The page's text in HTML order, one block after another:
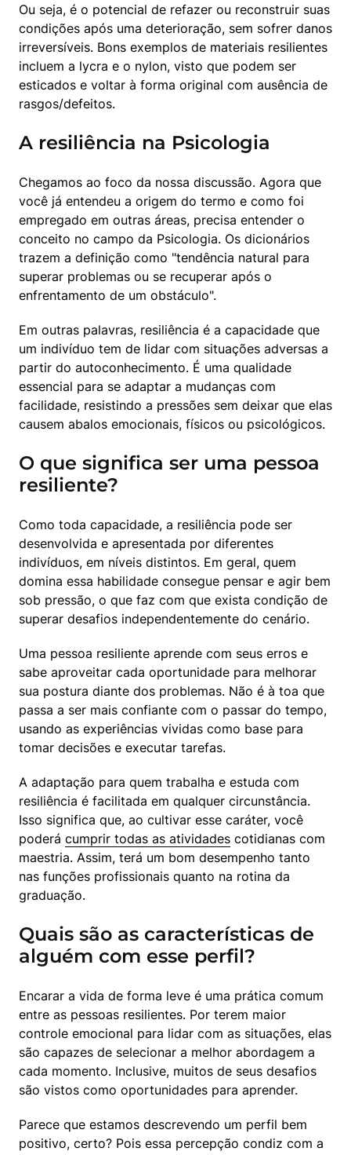
Ou seja, é o potencial de refazer ou reconstruir suas
condições após uma deterioração, sem sofrer danos
irreversíveis. Bons exemplos de materiais resilientes
incluem a lycra e o nylon, visto que podem ser
esticados e voltar à forma original com ausência de
rasgos/defeitos.
A resiliência na Psicologia
Chegamos ao foco da nossa discussão. Agora que
você já entendeu a origem do termo e como foi
empregado em outras áreas, precisa entender o
conceito no campo da Psicologia. Os dicionários
trazem a definição como "tendência natural para
superar problemas ou se recuperar após o
enfrentamento de um obstáculo".
Em outras palavras, resiliência é a capacidade que
um indivíduo tem de lidar com situações adversas a
partir do autoconhecimento. É uma qualidade
essencial para se adaptar a mudanças com
facilidade, resistindo a pressões sem deixar que elas
causem abalos emocionais, físicos ou psicológicos.
O que significa ser uma pessoa
resiliente?
Como toda capacidade, a resiliência pode ser
desenvolvida e apresentada por diferentes
indivíduos, em níveis distintos. Em geral, quem
domina essa habilidade consegue pensar e agir bem
sob pressão, o que faz com que exista condição de
superar desafios independentemente do cenário.
Uma pessoa resiliente aprende com seus erros e
sabe aproveitar cada oportunidade para melhorar
sua postura diante dos problemas. Não é à toa que
passa a ser mais confiante com o passar do tempo,
usando as experiências vividas como base para
tomar decisões e executar tarefas.
A adaptação para quem trabalha e estuda com
resiliência é facilitada em qualquer circunstância.
Isso significa que, ao cultivar esse caráter, você
poderá cumprir todas as atividades cotidianas com
maestria. Assim, terá um bom desempenho tanto
nas funções profissionais quanto na rotina da
graduação.
Quais são as características de
alguém com esse perfil?
Encarar a vida de forma leve é uma prática comum
entre as pessoas resilientes. Por terem maior
controle emocional para lidar com as situações, elas
são capazes de selecionar a melhor abordagem a
cada momento. Inclusive, muitos de seus desafios
são vistos como oportunidades para aprender.
Parece que estamos descrevendo um perfil bem
positivo, certo? Pois essa percepção condiz com a